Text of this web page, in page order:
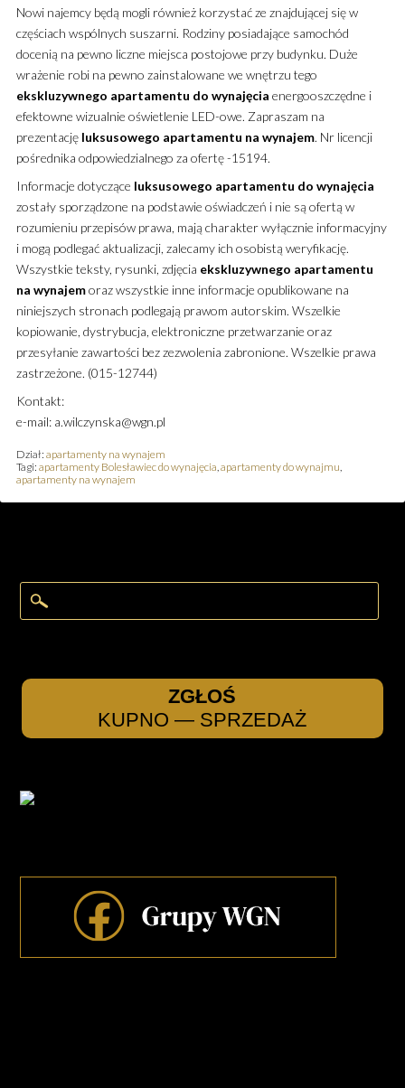
Nowi najemcy będą mogli również korzystać ze znajdującej się w
częściach wspólnych suszarni. Rodziny posiadające samochód
docenią na pewno liczne miejsca postojowe przy budynku. Duże
wrażenie robi na pewno zainstalowane we wnętrzu tego
ekskluzywnego apartamentu do wynajęcia energooszczędne i
efektowne wizualnie oświetlenie LED-owe. Zapraszam na
prezentację luksusowego apartamentu na wynajem. Nr licencji
pośrednika odpowiedzialnego za ofertę -15194.
Informacje dotyczące luksusowego apartamentu do wynajęcia
zostały sporządzone na podstawie oświadczeń i nie są ofertą w
rozumieniu przepisów prawa, mają charakter wyłącznie informacyjny
i mogą podlegać aktualizacji, zalecamy ich osobistą weryfikację.
Wszystkie teksty, rysunki, zdjęcia ekskluzywnego apartamentu
na wynajemoraz wszystkie inne informacje opublikowane na
niniejszych stronach podlegają prawom autorskim. Wszelkie
kopiowanie, dystrybucja, elektroniczne przetwarzanie oraz
przesyłanie zawartości bez zezwolenia zabronione. Wszelkie prawa
zastrzeżone. (015-12744)
Kontakt:
e-mail: a.wilczynska@wgn.pl
Dział: apartamenty na wynajem
Tagi: apartamenty Bolesławiec do wynajęcia apartamenty do wynajmu
apartamenty na wynajem
ZGŁOŚ
KUPNO — SPRZEDAŻ